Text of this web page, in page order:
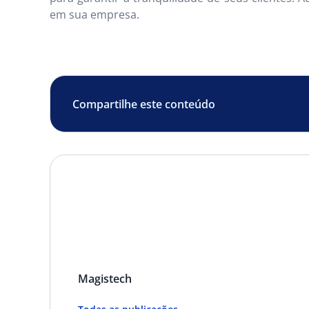
em sua empresa.
Compartilhe este conteúdo
Magistech